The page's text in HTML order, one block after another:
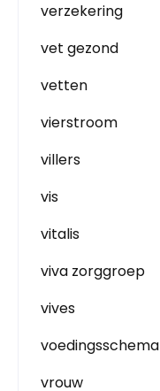
verzekering
vet gezond
vetten
vierstroom
villers
vis
vitalis
viva zorggroep
vives
voedingsschema
vrouw